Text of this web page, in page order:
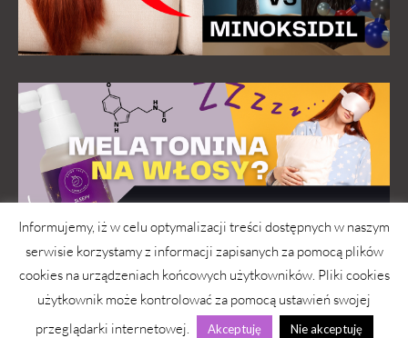
Informujemy, iż w celu optymalizacji treści dostępnych w naszym
serwisie korzystamy z informacji zapisanych za pomocą plików
cookies na urządzeniach końcowych użytkowników. Pliki cookies
użytkownik może kontrolować za pomocą ustawień swojej
przeglądarki internetowej.
Akceptuję Nie akceptuję